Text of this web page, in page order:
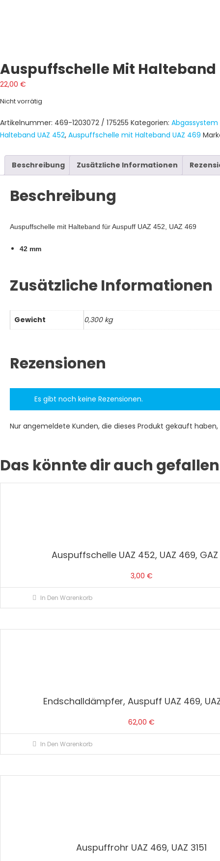
Auspuffschelle Mit Halteband
22,00 €
Nicht vorrätig
Artikelnummer: 469-1203072 / 175255 Kategorien: Abgassystem
Halteband UAZ 452, Auspuffschelle mit Halteband UAZ 469
Beschreibung Zusätzliche Informationen
Beschreibung
Auspuffschelle mit Halteband für Auspuff UAZ 452, UAZ 469
42 mm
Zusätzliche Informationen
Gewicht 0,300 kg
Rezensionen
Es gibt noch keine Rezensionen.
Nur angemeldete Kunden, die dieses Produkt gekauft
Das könnte dir auch
Auspuffschelle UAZ 452, UAZ 469,
3,00 €
In Den Warenkorb
Endschalldämpfer, Auspuff UAZ 469, UAZ
62,00 €
In Den Warenkorb
Auspuffrohr UAZ 469, UAZ 3151